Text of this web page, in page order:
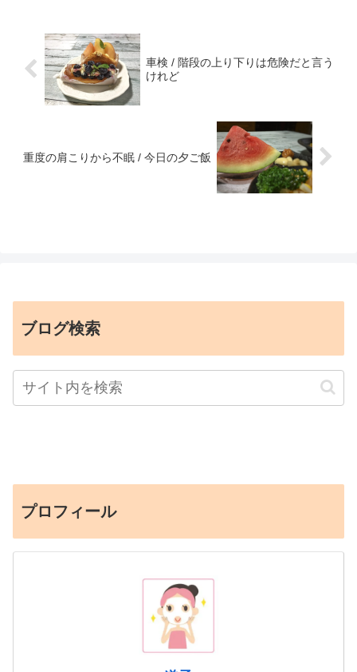
車検 / 階段の上り下りは危険だと言う
けれど
重度の肩こりから不眠 / 今日の夕ご飯
ブログ検索
プロフィール